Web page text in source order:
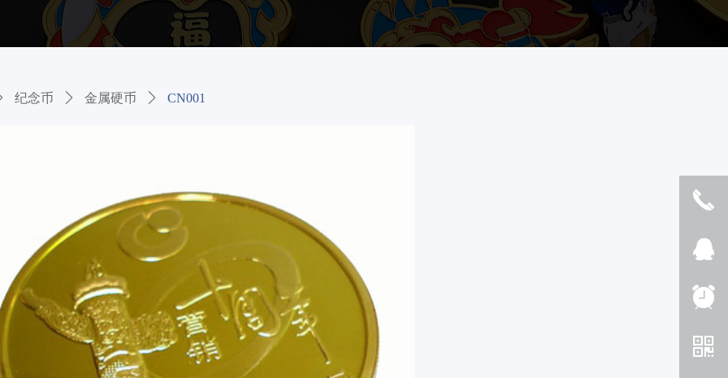
纪念币 ꄲ 金属硬币 ꄲ CN001
끅
뀩
뀥
낃